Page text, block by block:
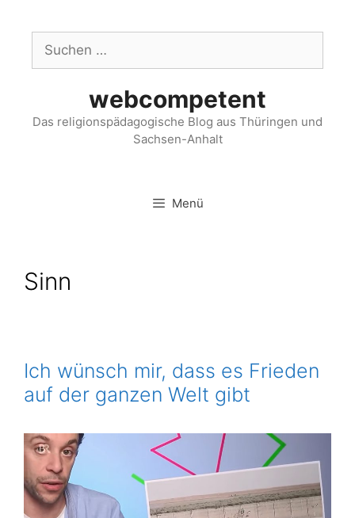
webcompetent
Das religionspädagogische Blog aus Thüringen und
Sachsen-Anhalt
Menü
Sinn
Ich wünsch mir, dass es Frieden
auf der ganzen Welt gibt